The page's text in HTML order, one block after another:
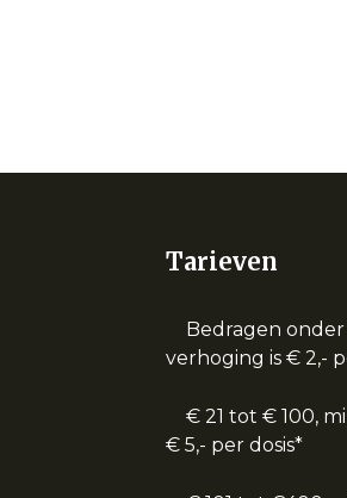
Tarieven
Bedragen
verhoging is € 2,-
€ 21 tot € 100,
€ 5,- per dosis*